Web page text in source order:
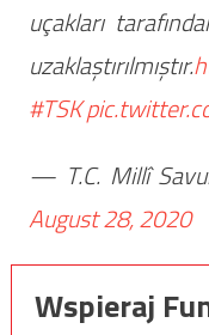
uçakları
uzaklaştırılmıştır.
#TSK
— T.C. Millî
August 28, 2020
Wspieraj